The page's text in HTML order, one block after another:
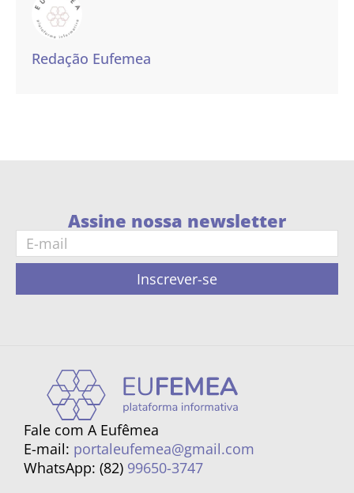
Redação Eufemea
Assine nossa newsletter
Inscrever-se
Fale com A Eufêmea
E-mail: portaleufemea@gmail.com
WhatsApp: (82) 99650-3747